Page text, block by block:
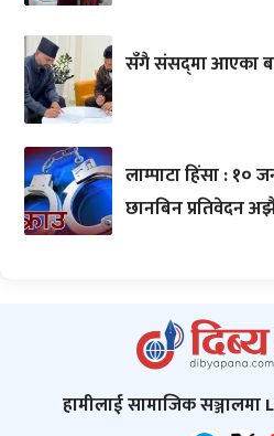
सँगै संसद्‌मा आएका
लाम्पाटा हिंसा : १०
छानबिन प्रतिवेदन
हामीलाई सामाजिक सञ्जालमा